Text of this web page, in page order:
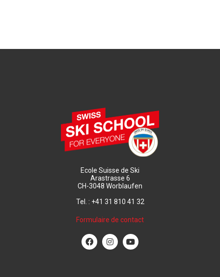
Ecole Suisse de Ski
Arastrasse 6
CH-3048 Worblaufen
Tel. : +41 31 810 41 32
Formulaire de contact